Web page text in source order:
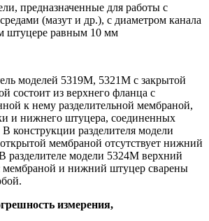
предназначенные для работы с
(мазут и др.), с диаметром канала
штуцере равным 10 мм
моделей 5319М, 5321М с закрытой
состоит из верхнего фланца с
к нему разделительной мембраной,
и нижнего штуцера, соединенных
конструкции разделителя модели
мембраной отсутствует нижний
разделителе модели 5324М верхний
мембраной и нижний штуцер сварены
измерения,